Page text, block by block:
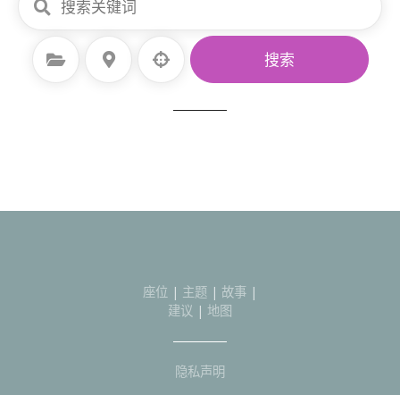
选择类别 搜索
座位 | 主题 | 故事 |
建议 | 地图
隐私声明